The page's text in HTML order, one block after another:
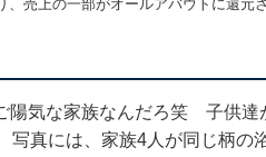
売上の一部がオールアバウトに還元
陽気な家族なんだろ笑 子供達
真には、家族4人が同じ柄の